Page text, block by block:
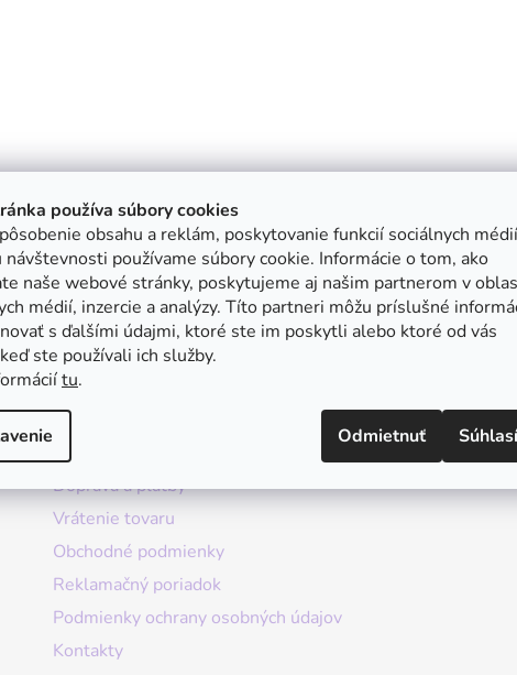
používa súbory cookies
obsahu a reklám, poskytovanie funkcií sociálnych
návštevnosti používame súbory cookie. Informácie o tom, ako
naše webové stránky, poskytujeme aj našim partnerom v
médií, inzercie a analýzy. Títo partneri môžu príslušné
s ďalšími údajmi, ktoré ste im poskytli alebo ktoré od vás
ste používali ich služby.
tu.
Odmietnuť
Doprava a platby
Vrátenie tovaru
Obchodné podmienky
Reklamačný poriadok
Podmienky ochrany osobných údajov
Kontakty